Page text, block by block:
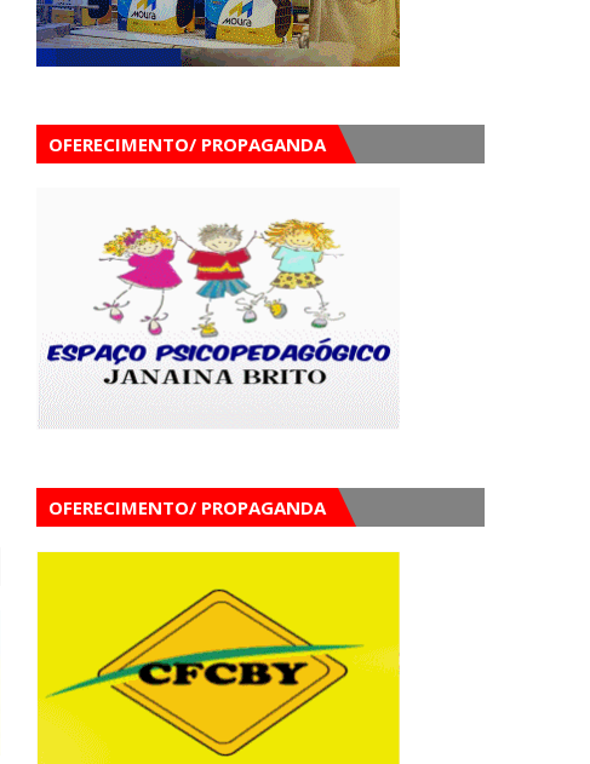
OFERECIMENTO/ PROPAGANDA
OFERECIMENTO/ PROPAGANDA